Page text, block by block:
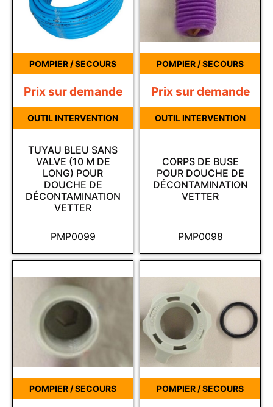
POMPIER / SECOURS
PMP0099
TUYAU BLEU SANS
VALVE (10 M DE
LONG) POUR
DOUCHE DE
DÉCONTAMINATION
VETTER
Prix sur demande
OUTIL INTERVENTION
POMPIER / SECOURS
PMP0098
CORPS DE BUSE
POUR DOUCHE DE
DÉCONTAMINATION
VETTER
Prix sur demande
OUTIL INTERVENTION
POMPIER / SECOURS POMPIER / SECOURS